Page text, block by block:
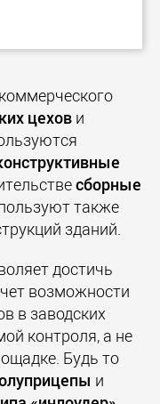
цехов и
сборные
также
зданий.
достичь
возможности
в заводских
контроля, а не
Будь то
и